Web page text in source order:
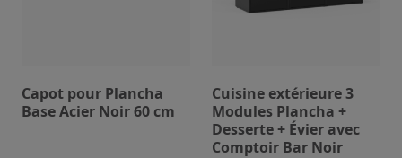
Capot pour Plancha
Base Acier Noir 60 cm
Cuisine extérieure 3
Modules Plancha +
Desserte + Évier avec
Comptoir Bar Noir